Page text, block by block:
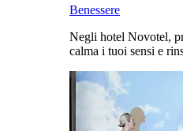
Benessere
Negli hotel Novotel,
calma i tuoi sensi e